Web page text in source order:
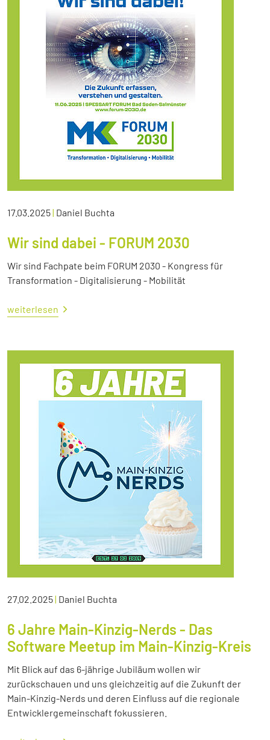
17.03.2025| Daniel Buchta
Wir sind dabei - FORUM 2030
Wir sind Fachpate beim FORUM 2030 - Kongress für
Transformation - Digitalisierung - Mobilität
weiterlesen
27.02.2025| Daniel Buchta
6 Jahre Main-Kinzig-Nerds - Das
Software Meetup im Main-Kinzig-Kreis
Mit Blick auf das 6-jährige Jubiläum wollen wir
zurückschauen und uns gleichzeitig auf die Zukunft der
Main-Kinzig-Nerds und deren Einfluss auf die regionale
Entwicklergemeinschaft fokussieren.